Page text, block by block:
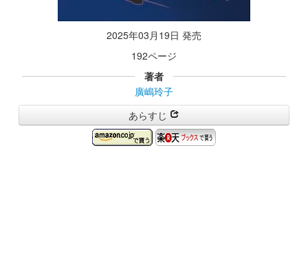
2025年03月19日 発売
192ページ
著者
廣嶋玲子
あらすじ